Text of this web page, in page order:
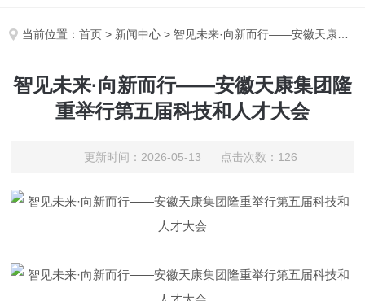
当前位置：首页 > 新闻中心 > 智见未来·向新而行——安徽天康集团隆重举行第五届科技和人才大会
智见未来·向新而行——安徽天康集团隆
重举行第五届科技和人才大会
更新时间：2026-05-13 点击次数：126